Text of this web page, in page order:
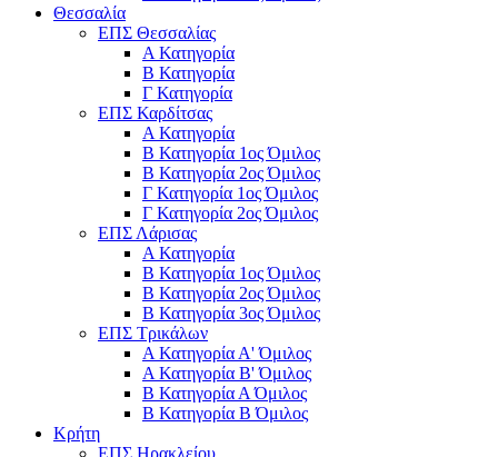
Θεσσαλία
ΕΠΣ Θεσσαλίας
Α Κατηγορία
Β Κατηγορία
Γ Κατηγορία
ΕΠΣ Καρδίτσας
Α Κατηγορία
Β Κατηγορία 1ος Όμιλος
Β Κατηγορία 2ος Όμιλος
Γ Κατηγορία 1ος Όμιλος
Γ Κατηγορία 2ος Όμιλος
ΕΠΣ Λάρισας
Α Κατηγορία
Β Κατηγορία 1ος Όμιλος
Β Κατηγορία 2ος Όμιλος
Β Κατηγορία 3ος Όμιλος
ΕΠΣ Τρικάλων
Α Κατηγορία Α' Όμιλος
Α Κατηγορία Β' Όμιλος
Β Κατηγορία Α Όμιλος
Β Κατηγορία Β Όμιλος
Κρήτη
ΕΠΣ Ηρακλείου